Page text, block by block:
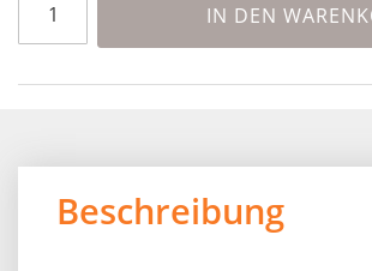
IN DEN
Beschreibung